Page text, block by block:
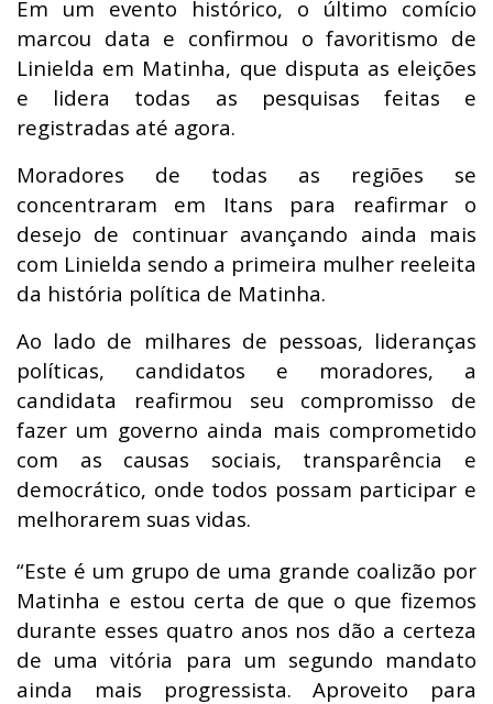
Em um evento histórico, o último comício
marcou data e confirmou o favoritismo de
Linielda em Matinha, que disputa as eleições
e lidera todas as pesquisas feitas e
registradas até agora.
Moradores de todas as regiões se
concentraram em Itans para reafirmar o
desejo de continuar avançando ainda mais
com Linielda sendo a primeira mulher reeleita
da história política de Matinha.
Ao lado de milhares de pessoas, lideranças
políticas, candidatos e moradores, a
candidata reafirmou seu compromisso de
fazer um governo ainda mais comprometido
com as causas sociais, transparência e
democrático, onde todos possam participar e
melhorarem suas vidas.
“Este é um grupo de uma grande coalizão por
Matinha e estou certa de que o que fizemos
durante esses quatro anos nos dão a certeza
de uma vitória para um segundo mandato
ainda mais progressista. Aproveito para